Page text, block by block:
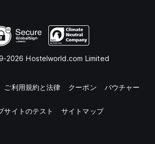
2026 Hostelworld.com Limited
ご利用規約と法律 クーポン バウチャー
サイトのテスト サイトマップ